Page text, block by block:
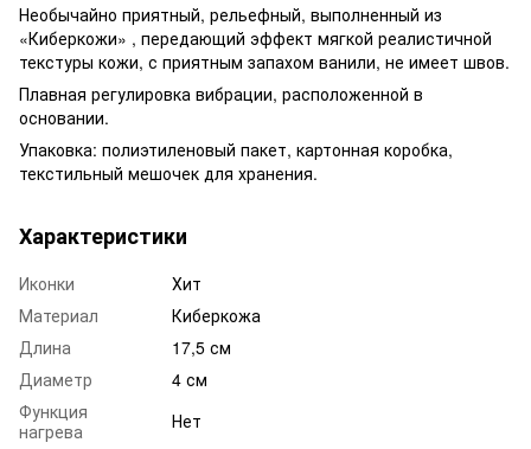
Необычайно приятный, рельефный, выполненный из
«Киберкожи» , передающий эффект мягкой реалистичной
текстуры кожи, с приятным запахом ванили, не имеет швов.
Плавная регулировка вибрации, расположенной в
основании.
Упаковка: полиэтиленовый пакет, картонная коробка,
текстильный мешочек для хранения.
Характеристики
Иконки
Хит
Материал
Киберкожа
Длина
17,5 см
Диаметр
4 см
Функция
нагрева
Нет